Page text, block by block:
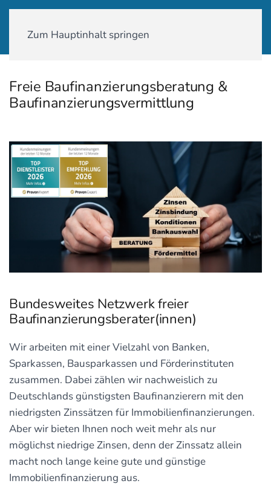
Zum Hauptinhalt springen
Freie Baufinanzierungsberatung &
Baufinanzierungsvermittlung
Bundesweites Netzwerk freier
Baufinanzierungsberater(innen)
Wir arbeiten mit einer Vielzahl von Banken,
Sparkassen, Bausparkassen und Förderinstituten
zusammen. Dabei zählen wir nachweislich zu
Deutschlands günstigsten Baufinanzierern mit den
niedrigsten Zinssätzen für Immobilienfinanzierungen.
Aber wir bieten Ihnen noch weit mehr als nur
möglichst niedrige Zinsen, denn der Zinssatz allein
macht noch lange keine gute und günstige
Immobilienfinanzierung aus.